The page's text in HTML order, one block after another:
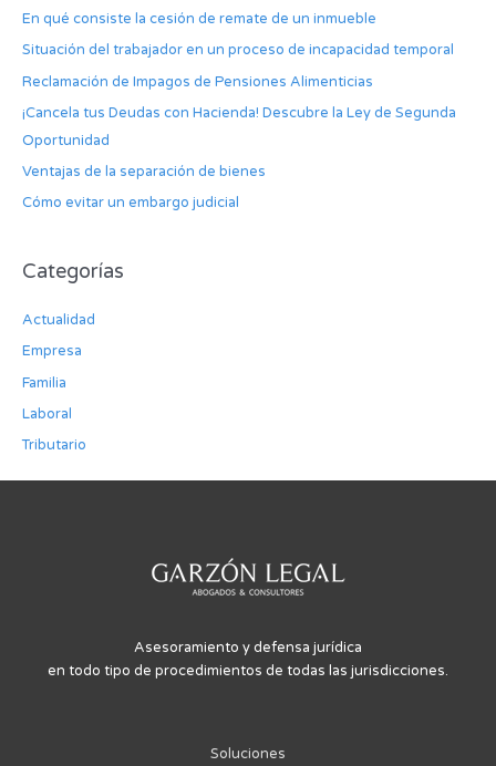
:En qué consiste la cesión de remate de un inmueble
Situación del trabajador en un proceso de incapacidad temporal
Reclamación de Impagos de Pensiones Alimenticias
¡Cancela tus Deudas con Hacienda! Descubre la Ley de Segunda
Oportunidad
Ventajas de la separación de bienes
Cómo evitar un embargo judicial
Categorías
Actualidad
Empresa
Familia
Laboral
Tributario
Asesoramiento y defensa jurídica
en todo tipo de procedimientos de todas las jurisdicciones.
Soluciones